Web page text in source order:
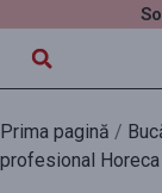
Prima pagină /
profesional Horeca